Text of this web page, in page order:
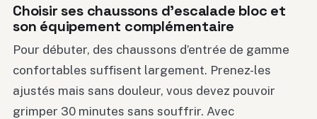
Choisir ses chaussons d’escalade bloc et
son équipement complémentaire
Pour débuter, des chaussons d’entrée de gamme
confortables suffisent largement. Prenez-les
ajustés mais sans douleur, vous devez pouvoir
grimper 30 minutes sans souffrir. Avec